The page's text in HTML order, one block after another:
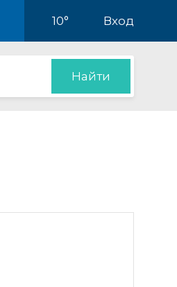
10° Вход
Найти